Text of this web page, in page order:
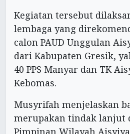
Kegiatan tersebut
lembaga yang
calon PAUD Unggulan
dari Kabupaten Gresik,
40 PPS Manyar dan TK
Kebomas.
Musyrifah menjelaskan
merupakan tindak lanjut
Pimpinan Wilayah